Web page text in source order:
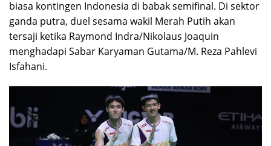
biasa kontingen Indonesia di babak semifinal. Di sektor
ganda putra, duel sesama wakil Merah Putih akan
tersaji ketika Raymond Indra/Nikolaus Joaquin
menghadapi Sabar Karyaman Gutama/M. Reza Pahlevi
Isfahani.